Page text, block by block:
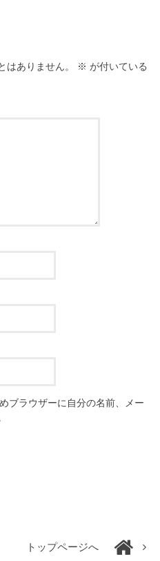
はありません。 ※ が付いている
ブラウザーに自分の名前、メー
トップページへ